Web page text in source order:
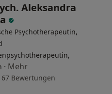
Aleksandra
Psychotherapeutin,
· Mehr
67 Bewertungen